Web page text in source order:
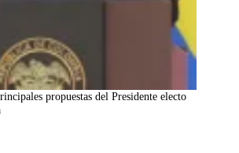
propuestas del Presidente electo